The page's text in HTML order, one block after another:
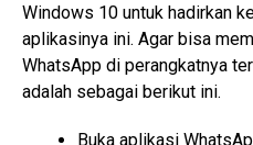
Windows 10 untuk hadirkan
aplikasinya ini. Agar bisa
WhatsApp di perangkatnya
adalah sebagai berikut ini.
Buka aplikasi